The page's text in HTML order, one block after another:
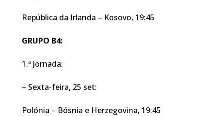
República da Irlanda – Kosovo, 19:45
GRUPO B4:
1.ª Jornada:
– Sexta-feira, 25 set:
Polónia – Bósnia e Herzegovina, 19:45